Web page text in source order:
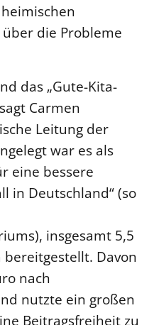
die Probleme
das „Gute-Kita-
Carmen
Leitung der
war es als
eine bessere
in Deutschland“ (so
insgesamt 5,5
Davon
nach
nutzte ein großen
Beitragsfreiheit zu